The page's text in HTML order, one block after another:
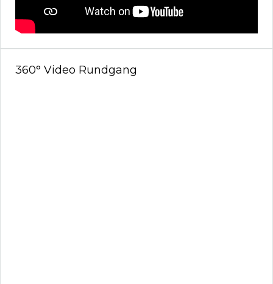
360° Video Rundgang